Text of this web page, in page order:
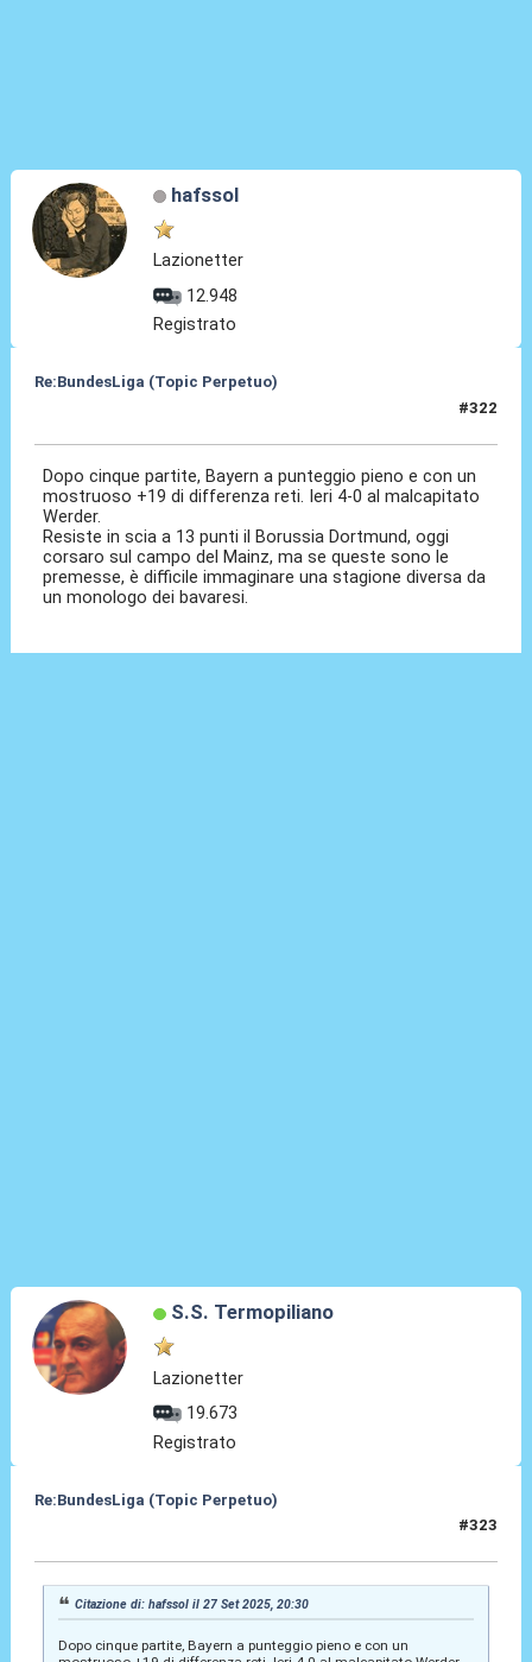
hafssol
Lazionetter
12.948
Registrato
Re:BundesLiga (Topic Perpetuo)
#322
Dopo cinque partite, Bayern a punteggio pieno e con un
mostruoso +19 di differenza reti. Ieri 4-0 al malcapitato
Werder.
Resiste in scia a 13 punti il Borussia Dortmund, oggi
corsaro sul campo del Mainz, ma se queste sono le
premesse, è difficile immaginare una stagione diversa da
un monologo dei bavaresi.
S.S. Termopiliano
Lazionetter
19.673
Registrato
Re:BundesLiga (Topic Perpetuo)
#323
Citazione di: hafssol il 27 Set 2025, 20:30
Dopo cinque partite, Bayern a punteggio pieno e con un